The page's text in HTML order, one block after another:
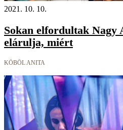
2021. 10. 10.
Sokan elfordultak Nagy
elárulja, miért
KÖBÖL ANITA